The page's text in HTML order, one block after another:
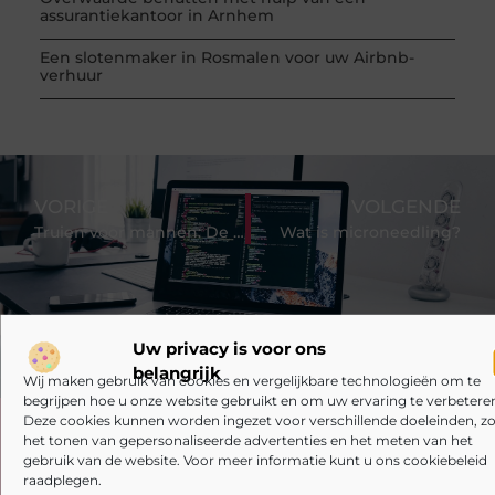
Uw privacy is voor ons
belangrijk
Wij maken gebruik van cookies en vergelijkbare technologieën om te
begrijpen hoe u onze website gebruikt en om uw ervaring te
Deze cookies kunnen worden ingezet voor verschillende doeleinden,
het tonen van gepersonaliseerde advertenties en het meten van het
gebruik van de website. Voor meer informatie kunt u ons cookiebeleid
raadplegen.
assurantiekantoor in Arnhem
Een slotenmaker in Rosmalen voor uw Airbnb-
verhuur
Heb je deze artikelen al doorgenomen?
Verken de boeiende en interessante verhalen die wij
Truien voor mannen: De juiste stijl voor jou vinden
VOLGENDE
Wat is microneedling?